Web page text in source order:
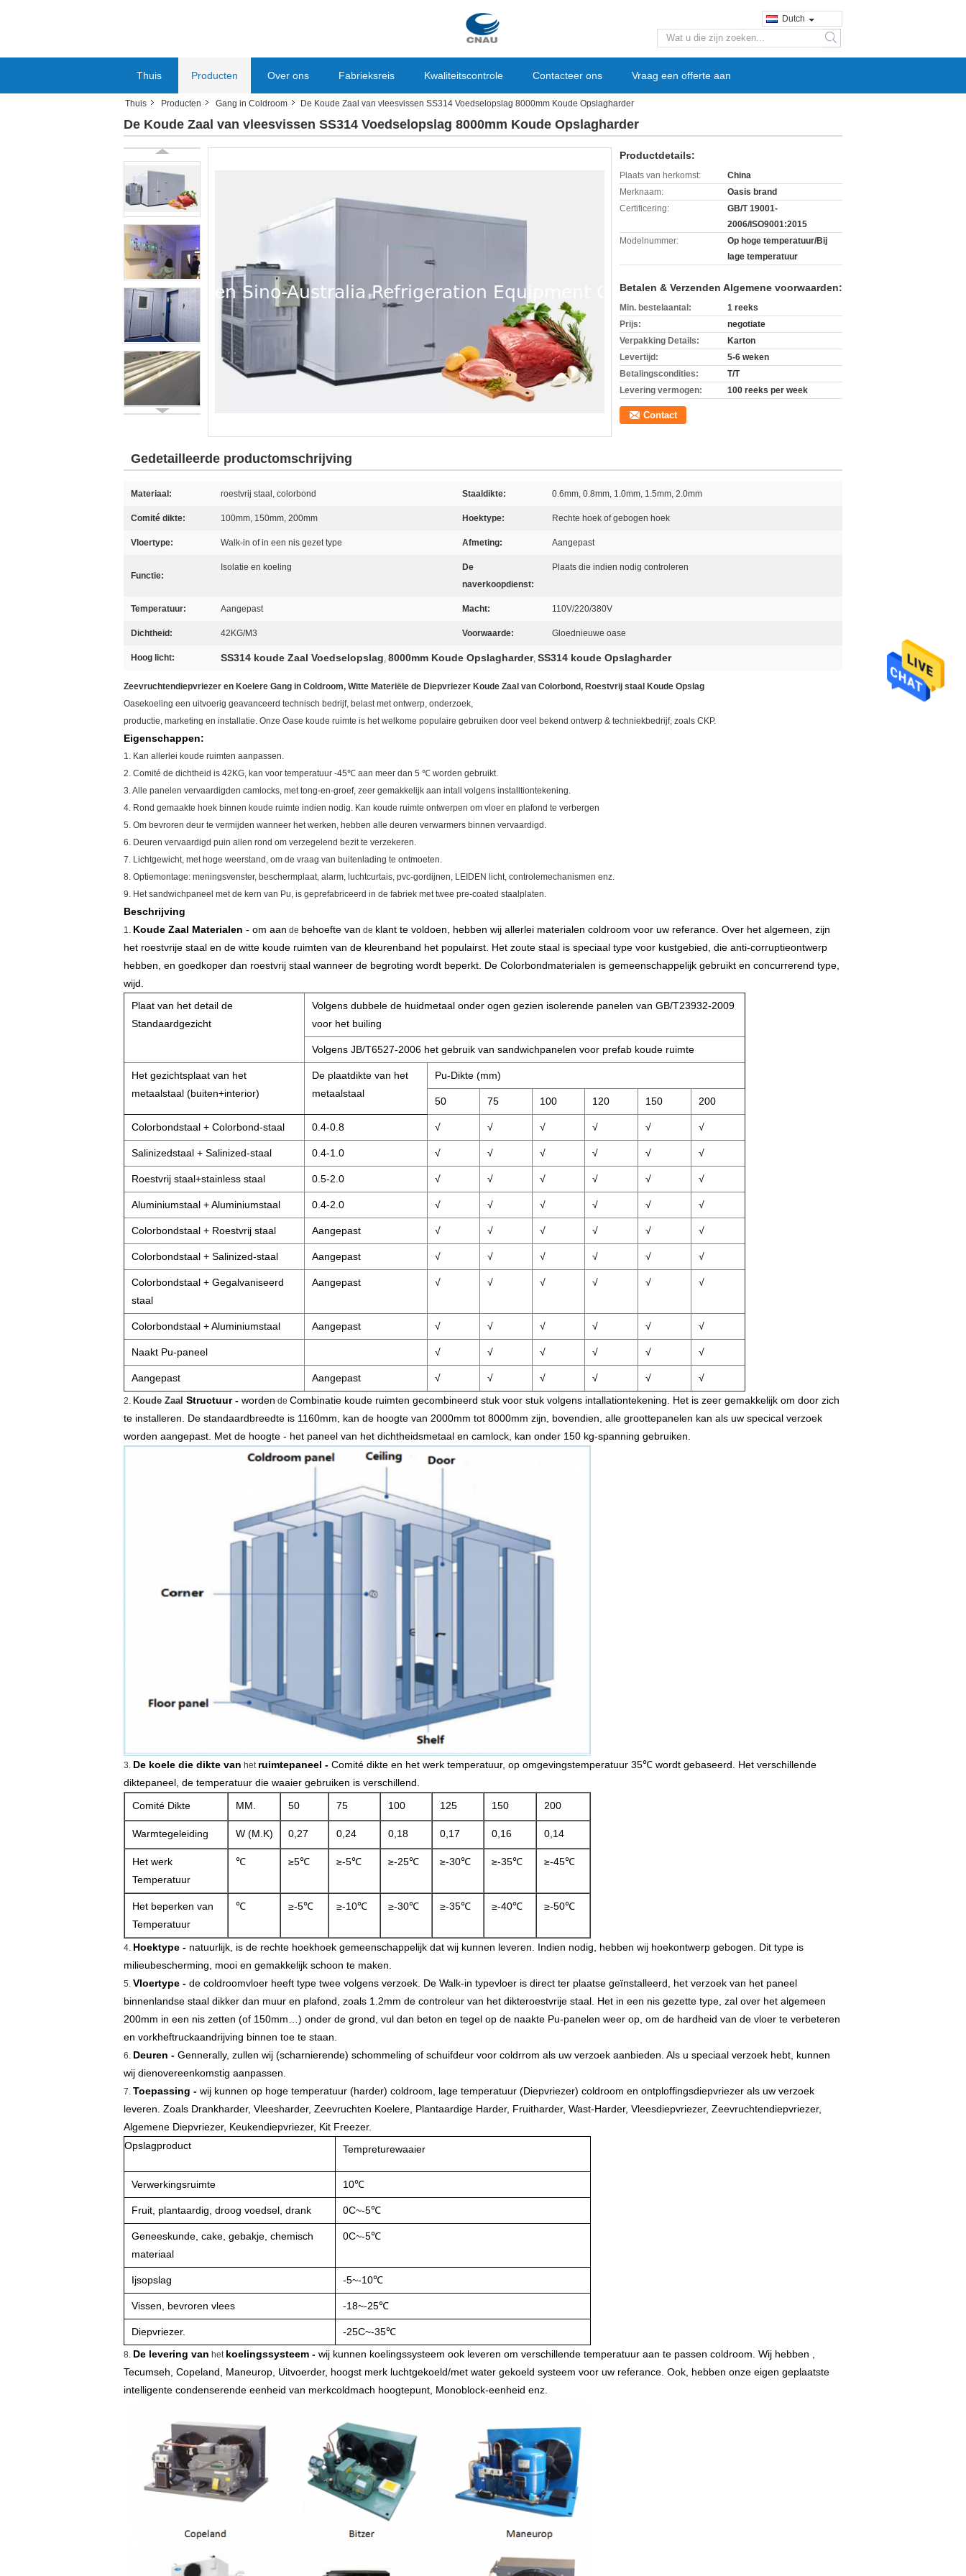
Dutch
search
Thuis Producten Over ons Fabrieksreis Kwaliteitscontrole Contacteer ons Vraag een offerte aan
Thuis Producten Gang in Coldroom De Koude Zaal van vleesvissen SS314 Voedselopslag 8000mm Koude Opslagharder
De Koude Zaal van vleesvissen SS314 Voedselopslag 8000mm Koude Opslagharder
Productdetails:
Plaats van herkomst:
China
Merknaam:
Oasis brand
Certificering:
GB/T 19001-
2006/ISO9001:2015
Modelnummer:
Op hoge temperatuur/Bij
lage temperatuur
Betalen & Verzenden Algemene voorwaarden:
Min. bestelaantal:
1 reeks
Prijs:
negotiate
Verpakking Details:
Karton
Levertijd:
5-6 weken
Betalingscondities:
T/T
Levering vermogen:
100 reeks per week
Contact
Gedetailleerde productomschrijving
Materiaal: roestvrij staal, colorbond Staaldikte: 0.6mm, 0.8mm, 1.0mm, 1.5mm, 2.0mm
Comité dikte: 100mm, 150mm, 200mm Hoektype: Rechte hoek of gebogen hoek
Vloertype: Walk-in of in een nis gezet type Afmeting: Aangepast
Functie:
Isolatie en koeling
De
naverkoopdienst:
Plaats die indien nodig controleren
Temperatuur: Aangepast Macht: 110V/220/380V
Dichtheid: 42KG/M3 Voorwaarde: Gloednieuwe oase
Hoog licht: SS314 koude Zaal Voedselopslag, 8000mm Koude Opslagharder, SS314 koude Opslagharder
Zeevruchtendiepvriezer en Koelere Gang in Coldroom, Witte Materiële de Diepvriezer Koude Zaal van Colorbond, Roestvrij staal Koude Opslag
Oasekoeling een uitvoerig geavanceerd technisch bedrijf, belast met ontwerp, onderzoek,
productie, marketing en installatie. Onze Oase koude ruimte is het welkome populaire gebruiken door veel bekend ontwerp & techniekbedrijf, zoals CKP.
Eigenschappen:
1. Kan allerlei koude ruimten aanpassen.
2. Comité de dichtheid is 42KG, kan voor temperatuur -45℃ aan meer dan 5 ℃ worden gebruikt.
3. Alle panelen vervaardigden camlocks, met tong-en-groef, zeer gemakkelijk aan intall volgens installtiontekening.
4. Rond gemaakte hoek binnen koude ruimte indien nodig. Kan koude ruimte ontwerpen om vloer en plafond te verbergen
5. Om bevroren deur te vermijden wanneer het werken, hebben alle deuren verwarmers binnen vervaardigd.
6. Deuren vervaardigd puin allen rond om verzegelend bezit te verzekeren.
7. Lichtgewicht, met hoge weerstand, om de vraag van buitenlading te ontmoeten.
8. Optiemontage: meningsvenster, beschermplaat, alarm, luchtcurtais, pvc-gordijnen, LEIDEN licht, controlemechanismen enz.
9. Het sandwichpaneel met de kern van Pu, is geprefabriceerd in de fabriek met twee pre-coated staalplaten.
Beschrijving
1. Koude Zaal Materialen - om aan de behoefte van de klant te voldoen, hebben wij allerlei materialen coldroom voor uw referance. Over het algemeen, zijn
het roestvrije staal en de witte koude ruimten van de kleurenband het populairst. Het zoute staal is speciaal type voor kustgebied, die anti-corruptieontwerp
hebben, en goedkoper dan roestvrij staal wanneer de begroting wordt beperkt. De Colorbondmaterialen is gemeenschappelijk gebruikt en concurrerend type,
wijd.
Plaat van het detail de
Standaardgezicht
Volgens dubbele de huidmetaal onder ogen gezien isolerende panelen van GB/T23932-2009
voor het builing
Volgens JB/T6527-2006 het gebruik van sandwichpanelen voor prefab koude ruimte
Het gezichtsplaat van het
metaalstaal (buiten+interior)
De plaatdikte van het
metaalstaal
Pu-Dikte (mm)
50 75 100 120 150 200
Colorbondstaal + Colorbond-staal 0.4-0.8 √ √ √ √ √ √
Salinizedstaal + Salinized-staal 0.4-1.0 √ √ √ √ √ √
Roestvrij staal+stainless staal 0.5-2.0 √ √ √ √ √ √
Aluminiumstaal + Aluminiumstaal 0.4-2.0 √ √ √ √ √ √
Colorbondstaal + Roestvrij staal Aangepast √ √ √ √ √ √
Colorbondstaal + Salinized-staal Aangepast √ √ √ √ √ √
Colorbondstaal + Gegalvaniseerd
staal
Aangepast √ √ √ √ √ √
Colorbondstaal + Aluminiumstaal Aangepast √ √ √ √ √ √
Naakt Pu-paneel √ √ √ √ √ √
Aangepast Aangepast √ √ √ √ √ √
2. Koude Zaal Structuur - worden de Combinatie koude ruimten gecombineerd stuk voor stuk volgens intallationtekening. Het is zeer gemakkelijk om door zich
te installeren. De standaardbreedte is 1160mm, kan de hoogte van 2000mm tot 8000mm zijn, bovendien, alle groottepanelen kan als uw specical verzoek
worden aangepast. Met de hoogte - het paneel van het dichtheidsmetaal en camlock, kan onder 150 kg-spanning gebruiken.
3. De koele die dikte van het ruimtepaneel - Comité dikte en het werk temperatuur, op omgevingstemperatuur 35℃ wordt gebaseerd. Het verschillende
diktepaneel, de temperatuur die waaier gebruiken is verschillend.
Comité Dikte
MM. 50 75 100 125 150 200
Warmtegeleiding W (M.K) 0,27 0,24 0,18 0,17 0,16 0,14
Het werk
Temperatuur
℃ ≥5℃ ≥-5℃ ≥-25℃ ≥-30℃ ≥-35℃ ≥-45℃
Het beperken van
Temperatuur
℃ ≥-5℃ ≥-10℃ ≥-30℃ ≥-35℃ ≥-40℃ ≥-50℃
4. Hoektype - natuurlijk, is de rechte hoekhoek gemeenschappelijk dat wij kunnen leveren. Indien nodig, hebben wij hoekontwerp gebogen. Dit type is
milieubescherming, mooi en gemakkelijk schoon te maken.
5. Vloertype - de coldroomvloer heeft type twee volgens verzoek. De Walk-in typevloer is direct ter plaatse geïnstalleerd, het verzoek van het paneel
binnenlandse staal dikker dan muur en plafond, zoals 1.2mm de controleur van het dikteroestvrije staal. Het in een nis gezette type, zal over het algemeen
200mm in een nis zetten (of 150mm…) onder de grond, vul dan beton en tegel op de naakte Pu-panelen weer op, om de hardheid van de vloer te verbeteren
en vorkheftruckaandrijving binnen toe te staan.
6. Deuren - Gennerally, zullen wij (scharnierende) schommeling of schuifdeur voor coldrrom als uw verzoek aanbieden. Als u speciaal verzoek hebt, kunnen
wij dienovereenkomstig aanpassen.
7. Toepassing - wij kunnen op hoge temperatuur (harder) coldroom, lage temperatuur (Diepvriezer) coldroom en ontploffingsdiepvriezer als uw verzoek
leveren. Zoals Drankharder, Vleesharder, Zeevruchten Koelere, Plantaardige Harder, Fruitharder, Wast-Harder, Vleesdiepvriezer, Zeevruchtendiepvriezer,
Algemene Diepvriezer, Keukendiepvriezer, Kit Freezer.
Opslagproduct
Tempreturewaaier
Verwerkingsruimte 10℃
Fruit, plantaardig, droog voedsel, drank 0C~-5℃
Geneeskunde, cake, gebakje, chemisch
materiaal
0C~-5℃
Ijsopslag -5~-10℃
Vissen, bevroren vlees -18~-25℃
Diepvriezer. -25C~-35℃
8. De levering van het koelingssysteem - wij kunnen koelingssysteem ook leveren om verschillende temperatuur aan te passen coldroom. Wij hebben ,
Tecumseh, Copeland, Maneurop, Uitvoerder, hoogst merk luchtgekoeld/met water gekoeld systeem voor uw referance. Ook, hebben onze eigen geplaatste
intelligente condenserende eenheid van merkcoldmach hoogtepunt, Monoblock-eenheid enz.